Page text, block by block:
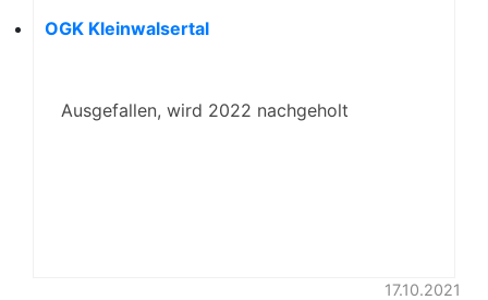
OGK Kleinwalsertal
Ausgefallen, wird 2022 nachgeholt
17.10.2021